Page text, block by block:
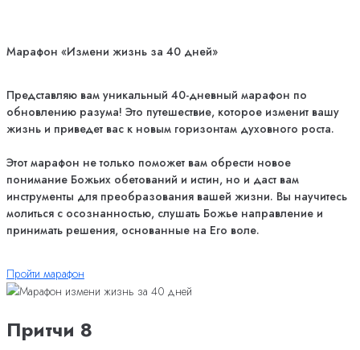
Марафон «Измени жизнь за 40 дней»
Представляю вам уникальный 40-дневный марафон по
обновлению разума! Это путешествие, которое изменит вашу
жизнь и приведет вас к новым горизонтам духовного роста.
Этот марафон не только поможет вам обрести новое
понимание Божьих обетований и истин, но и даст вам
инструменты для преобразования вашей жизни. Вы научитесь
молиться с осознанностью, слушать Божье направление и
принимать решения, основанные на Его воле.
Пройти марафон
Притчи 8